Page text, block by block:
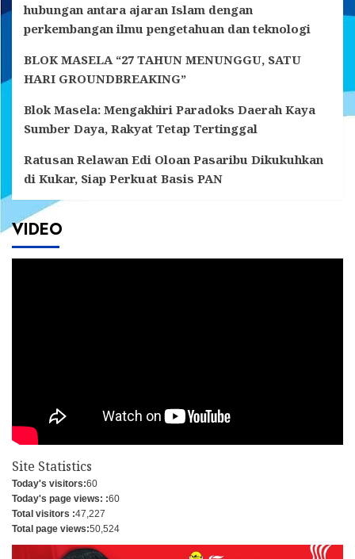
hubungan antara ajaran Islam dengan
perkembangan ilmu pengetahuan dan teknologi
BLOK MASELA “27 TAHUN MENUNGGU, SATU
HARI GROUNDBREAKING”
Blok Masela: Mengakhiri Paradoks Daerah Kaya
Sumber Daya, Rakyat Tetap Tertinggal
Ratusan Relawan Edi Oloan Pasaribu Dikukuhkan
di Kukar, Siap Perkuat Basis PAN
VIDEO
Site Statistics
Today's visitors:60
Today's page views: :60
Total visitors :47,227
Total page views:50,524